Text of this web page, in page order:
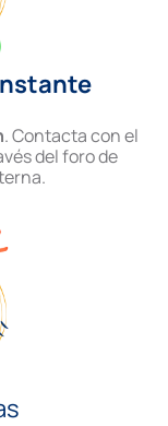
. Contacta con el
del foro de